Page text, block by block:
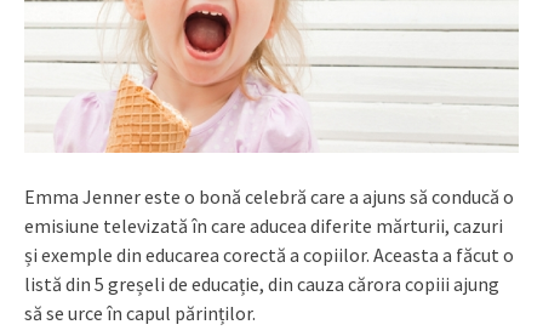
Emma Jenner este o bonă celebră care a ajuns să conducă o
emisiune televizată în care aducea diferite mărturii, cazuri
și exemple din educarea corectă a copiilor. Aceasta a făcut o
listă din 5 greșeli de educație, din cauza cărora copiii ajung
să se urce în capul părinților.